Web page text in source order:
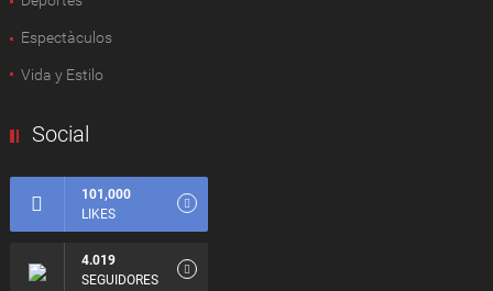
Espectàculos
Vida y Estilo
Social
101,000
LIKES
4.019
SEGUIDORES